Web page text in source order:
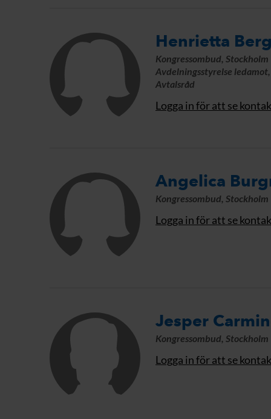
Henrietta Berg
Kongressombud, Stockholm
Avdelningsstyrelse
Avtalsråd
Logga in för att se
Angelica
Kongressombud, Stockholm
Logga in för att se
Jesper
Kongressombud, Stockholm
Logga in för att se